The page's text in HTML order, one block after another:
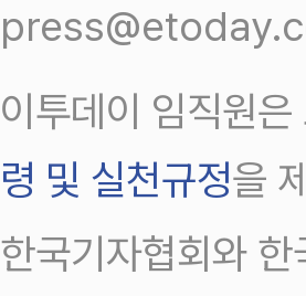
이투데이 임직원
령 및 실천규정을
한국기자협회와